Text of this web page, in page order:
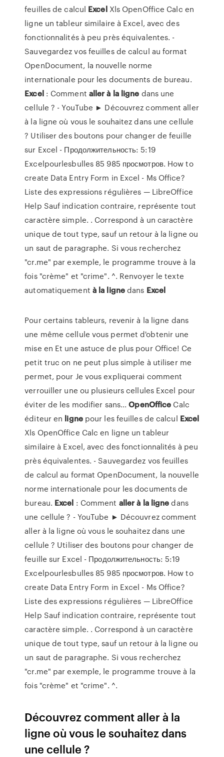
feuilles de calcul ExcelXls OpenOffice Calc en
ligne un tableur similaire à Excel, avec des
fonctionnalités à peu près équivalentes. -
Sauvegardez vos feuilles de calcul au format
OpenDocument, la nouvelle norme
internationale pour les documents de bureau.
Excel: Comment aller à la ligne dans une
cellule ? - YouTube ► Découvrez comment aller
à la ligne où vous le souhaitez dans une cellule
? Utiliser des boutons pour changer de feuille
sur Excel - Продолжительность: 5:19
Excelpourlesbulles 85 985 просмотров. How to
create Data Entry Form in Excel - Ms Office?
Liste des expressions régulières — LibreOffice
Help Sauf indication contraire, représente tout
caractère simple. . Correspond à un caractère
unique de tout type, sauf un retour à la ligne ou
un saut de paragraphe. Si vous recherchez
"cr.me" par exemple, le programme trouve à la
fois "crème" et "crime". ^. Renvoyer le texte
automatiquement à la lignedans Excel
Pour certains tableurs, revenir à la ligne dans
une même cellule vous permet d'obtenir une
mise en Et une astuce de plus pour Office! Ce
petit truc on ne peut plus simple à utiliser me
permet, pour Je vous expliquerai comment
verrouiller une ou plusieurs cellules Excel pour
éviter de les modifier sans...OpenOffice Calc
éditeur en lignepour les feuilles de calcul Excel
Xls OpenOffice Calc en ligne un tableur
similaire à Excel, avec des fonctionnalités à peu
près équivalentes. - Sauvegardez vos feuilles
de calcul au format OpenDocument, la nouvelle
norme internationale pour les documents de
bureau. Excel : Comment aller à la lignedans
une cellule ? - YouTube ► Découvrez comment
aller à la ligne où vous le souhaitez dans une
cellule ? Utiliser des boutons pour changer de
feuille sur Excel - Продолжительность: 5:19
Excelpourlesbulles 85 985 просмотров. How to
create Data Entry Form in Excel - Ms Office?
Liste des expressions régulières — LibreOffice
Help Sauf indication contraire, représente tout
caractère simple. . Correspond à un caractère
unique de tout type, sauf un retour à la ligne ou
un saut de paragraphe. Si vous recherchez
"cr.me" par exemple, le programme trouve à la
fois "crème" et "crime". ^.
Découvrez comment aller à la
ligne où vous le souhaitez dans
une cellule ?